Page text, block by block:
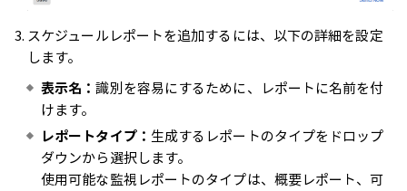
スケジュールレポートを追加するには、以下の詳細を設定
します。
表示名：識別を容易にするために、レポートに名前を付
けます。
レポートタイプ： 生成するレポートのタイプをドロップ
ダウンから選択します。
使用可能な監視レポートのタイプは、概要レポート、可